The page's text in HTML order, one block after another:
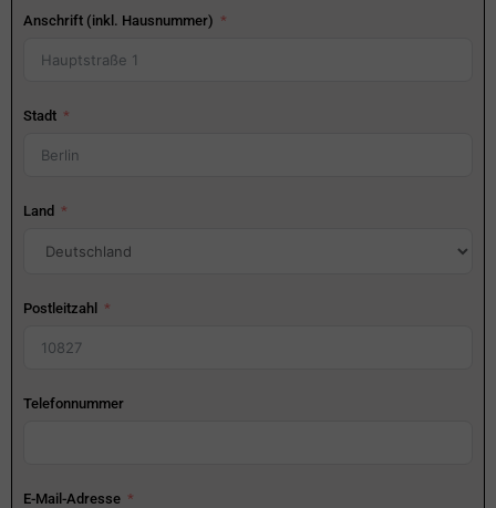
Anschrift (inkl. Hausnummer)
Stadt
Land
Postleitzahl
Telefonnummer
E-Mail-Adresse